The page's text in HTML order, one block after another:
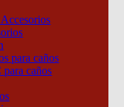
para caños
caños